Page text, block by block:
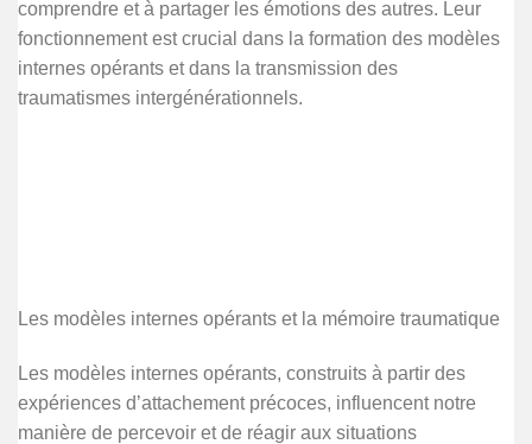
comprendre et à partager les émotions des autres. Leur
fonctionnement est crucial dans la formation des modèles
internes opérants et dans la transmission des
traumatismes intergénérationnels.
Les modèles internes opérants et la mémoire traumatique
Les modèles internes opérants, construits à partir des
expériences d’attachement précoces, influencent notre
manière de percevoir et de réagir aux situations